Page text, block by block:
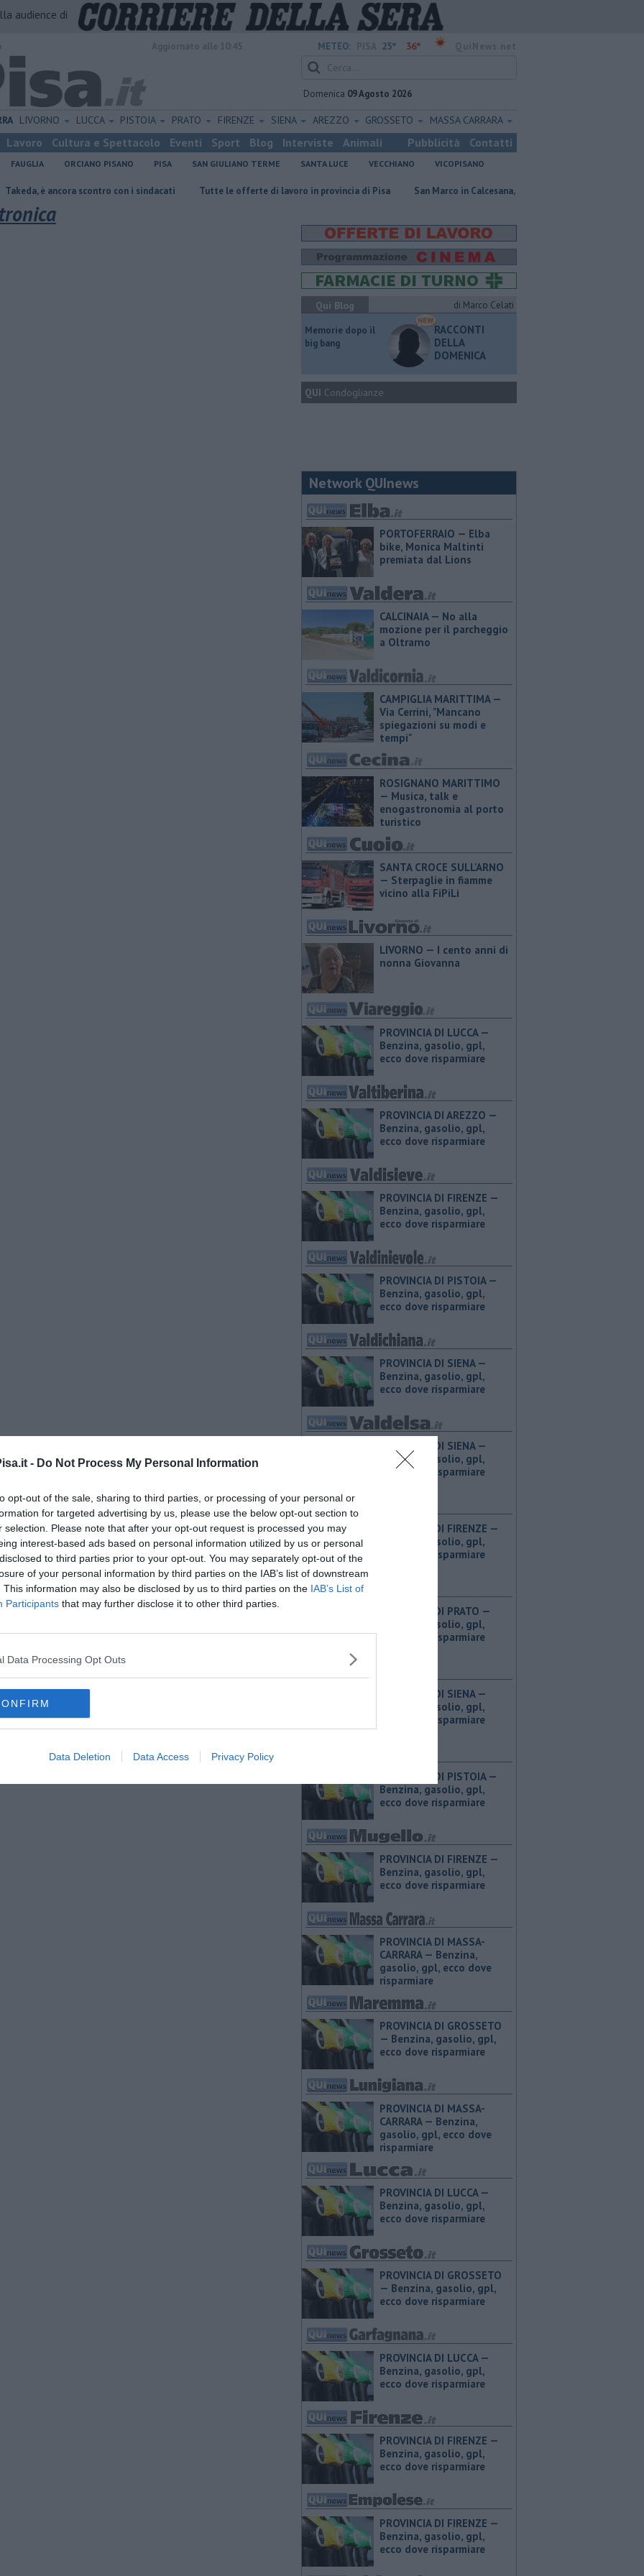
- Do Not Process My Personal Information
opt-out of the sale, sharing to third parties, or processing of your personal or
for targeted advertising by us, please use the below opt-out section to
selection. Please note that after your opt-out request is processed you may
interest-based ads based on personal information utilized by us or personal
to third parties prior to your opt-out. You may separately opt-out of the
of your personal information by third parties on the IAB’s list of downstream
This information may also be disclosed by us to third parties on the IAB’s List of
Participants that may further disclose it to other third parties.
Data Processing Opt Outs
Data Deletion Data Access Privacy Policy
audience di
METEO: 25° 36°
Domenica 09 Agosto 2026
LIVORNO LUCCA PISTOIA PRATO FIRENZE SIENA AREZZO GROSSETO MASSA CARRARA
Lavoro Cultura e Spettacolo Eventi Sport Blog Interviste Animali Pubblicità Contatti
FAUGLIA ORCIANO PISANO PISA SAN GIULIANO TERME SANTA LUCE VECCHIANO VICOPISANO
scontro con i sindacati ​Tutte le offerte di lavoro in provincia di Pisa San Marco in Calcesana, lavori finiti dopo 12 anni
Qui Blog di Marco Celati
Memorie dopo il
big bang
RACCONTI
DELLA
DOMENICA
QUI Condoglianze
Network QUInews
PORTOFERRAIO — Elba
bike, Monica Maltinti
premiata dal Lions
CALCINAIA — No alla
mozione per il parcheggio
a Oltrarno
CAMPIGLIA MARITTIMA —
Via Cerrini, "Mancano
spiegazioni su modi e
tempi"
ROSIGNANO MARITTIMO
— Musica, talk e
enogastronomia al porto
turistico
SANTA CROCE SULL'ARNO
— Sterpaglie in fiamme
vicino alla FiPiLi
LIVORNO — I cento anni di
nonna Giovanna
PROVINCIA DI LUCCA — ​
Benzina, gasolio, gpl,
ecco dove risparmiare
PROVINCIA DI AREZZO — ​
Benzina, gasolio, gpl,
ecco dove risparmiare
PROVINCIA DI FIRENZE — ​
Benzina, gasolio, gpl,
ecco dove risparmiare
PROVINCIA DI PISTOIA — ​
Benzina, gasolio, gpl,
ecco dove risparmiare
PROVINCIA DI SIENA — ​
Benzina, gasolio, gpl,
ecco dove risparmiare
PROVINCIA DI SIENA — ​
Benzina, gasolio, gpl,
ecco dove risparmiare
PROVINCIA DI FIRENZE — ​
Benzina, gasolio, gpl,
ecco dove risparmiare
PROVINCIA DI PRATO — ​
Benzina, gasolio, gpl,
ecco dove risparmiare
PROVINCIA DI SIENA — ​
Benzina, gasolio, gpl,
ecco dove risparmiare
PROVINCIA DI PISTOIA — ​
Benzina, gasolio, gpl,
ecco dove risparmiare
PROVINCIA DI FIRENZE — ​
Benzina, gasolio, gpl,
ecco dove risparmiare
PROVINCIA DI MASSA-
CARRARA — ​Benzina,
gasolio, gpl, ecco dove
risparmiare
PROVINCIA DI GROSSETO
— ​Benzina, gasolio, gpl,
ecco dove risparmiare
PROVINCIA DI MASSA-
CARRARA — ​Benzina,
gasolio, gpl, ecco dove
risparmiare
PROVINCIA DI LUCCA — ​
Benzina, gasolio, gpl,
ecco dove risparmiare
PROVINCIA DI GROSSETO
— ​Benzina, gasolio, gpl,
ecco dove risparmiare
PROVINCIA DI LUCCA — ​
Benzina, gasolio, gpl,
ecco dove risparmiare
PROVINCIA DI FIRENZE — ​
Benzina, gasolio, gpl,
ecco dove risparmiare
PROVINCIA DI FIRENZE — ​
Benzina, gasolio, gpl,
ecco dove risparmiare